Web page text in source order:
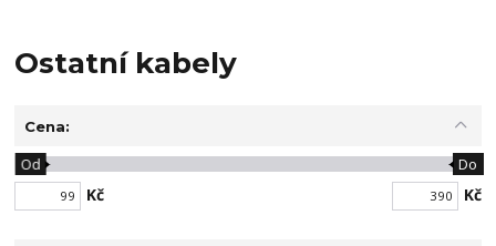
Ostatní kabely
Cena:
Kč
Od Do
Kč